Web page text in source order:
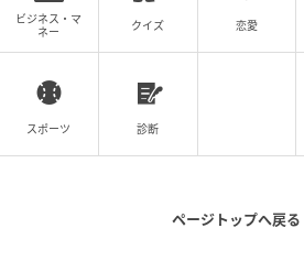
ビジネス・マ
ネー
クイズ 恋愛
スポーツ 診断
ページトップへ戻る